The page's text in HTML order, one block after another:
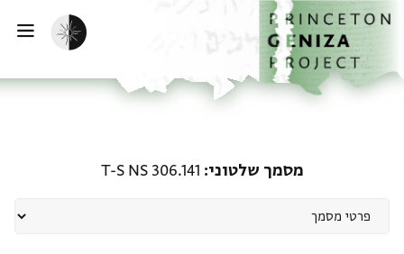
לתוכןהבית
הפעלת מצב כהה
מסמך שלטוני T-S NS 306.141